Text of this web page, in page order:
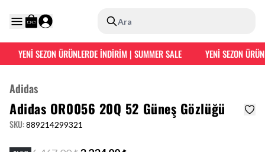
Ara
YENİ SEZON ÜRÜNLERDE İNDİRİM | SUMMER SALE YENİ SEZON
Adidas
Adidas OR0056 20Q 52 Güneş Gözlüğü
SKU:889214299321